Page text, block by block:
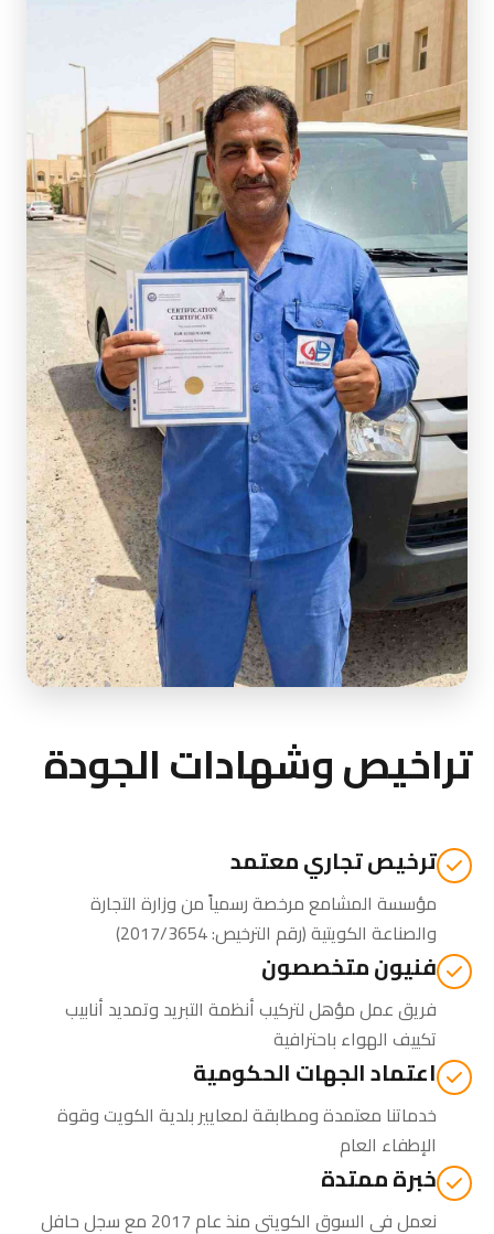
تراخيص وشهادات الجودة
ترخيص تجاري معتمد
مؤسسة المشامع مرخصة رسمياً منوزارة التجارة
والصناعة الكويتية(رقم الترخيص: 2017/3654)
فنيون متخصصون
فريق عمل مؤهل لتركيب أنظمة التبريد وتمديد أنابيب
تكييف الهواء باحترافية
اعتماد الجهات الحكومية
خدماتنا معتمدة ومطابقة لمعايير بلدية الكويت وقوة
الإطفاء العام
خبرة ممتدة
نعمل في السوق الكويتي منذ عام 2017 مع سجل حافل